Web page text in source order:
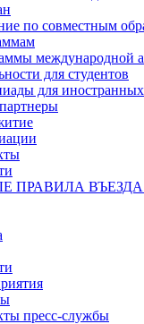
по совместным
международной
для студентов
для
ПРАВИЛА ВЪЕЗДА
пресс-службы